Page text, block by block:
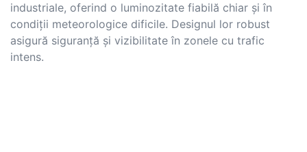
industriale, oferind o luminozitate fiabilă chiar și în
condiții meteorologice dificile. Designul lor robust
asigură siguranță și vizibilitate în zonele cu trafic
intens.